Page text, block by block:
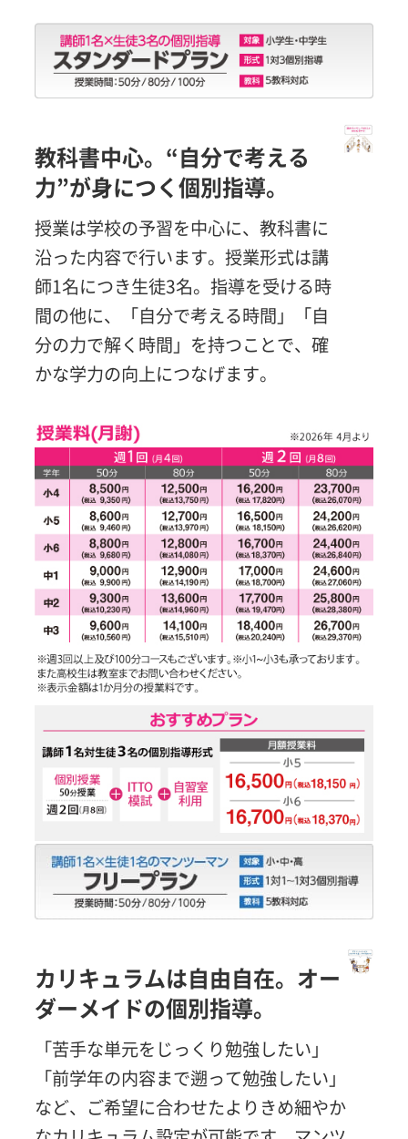
教科書中心。“自分で考える
力”が身につく個別指導。
授業は学校の予習を中心に、教科書に
沿った内容で行います。授業形式は講
師1名につき生徒3名。指導を受ける時
間の他に、「自分で考える時間」「自
分の力で解く時間」を持つことで、確
かな学力の向上につなげます。
カリキュラムは自由自在。オー
ダーメイドの個別指導。
「苦手な単元をじっくり勉強したい」
「前学年の内容まで遡って勉強したい」
など、ご希望に合わせたよりきめ細やか